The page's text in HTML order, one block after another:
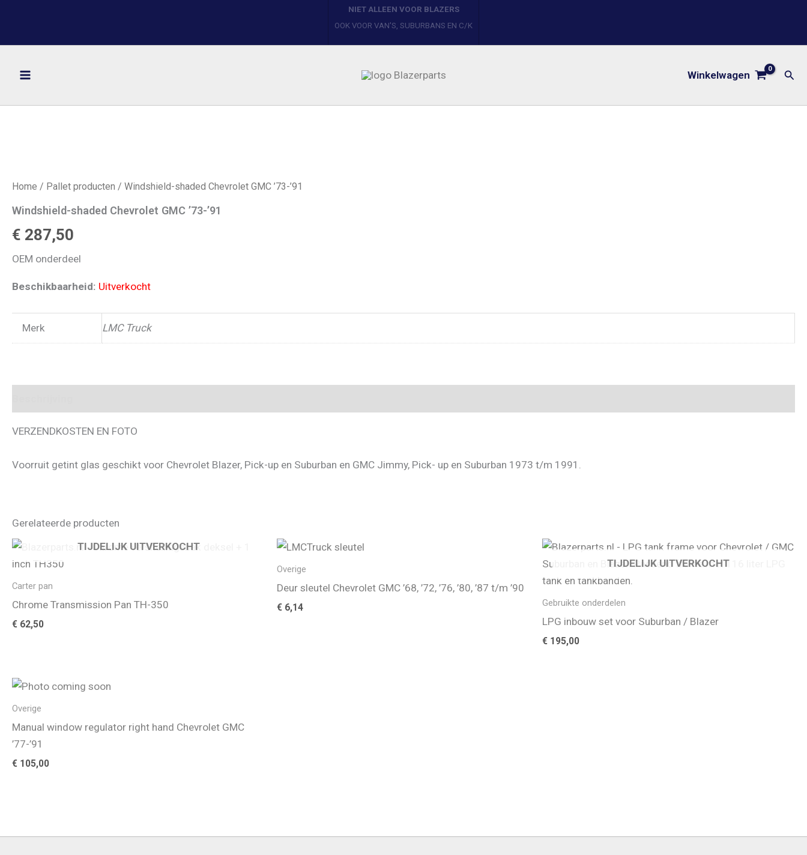
BLAZERPARTS
YOUR ONE STOP PARTS SHOP
Winkelwagen
Home / Pallet producten / Windshield-shaded Chevrolet GMC ’73-’91
Windshield-shaded Chevrolet GMC ’73-’91
€ 287,50
OEM onderdeel
Beschikbaarheid: Uitverkocht
Merk LMC Truck
VERZENDKOSTEN EN FOTO
Voorruit getint glas geschikt voor Chevrolet Blazer, Pick-up en Suburban en GMC Jimmy, Pick- up en Suburban 1973 t/m 1991.
Gerelateerde producten
TIJDELIJK UITVERKOCHT
Carter pan
Chrome Transmission Pan TH-350
€ 62,50
Overige
Deur sleutel Chevrolet GMC ’68, ’72, ’76, ’80, ’87 t/m ’90
€ 6,14
TIJDELIJK UITVERKOCHT
Gebruikte onderdelen
LPG inbouw set voor Suburban / Blazer
€195,00
Overige
Manual window regulator right hand Chevrolet GMC
’77-’91
€ 105,00